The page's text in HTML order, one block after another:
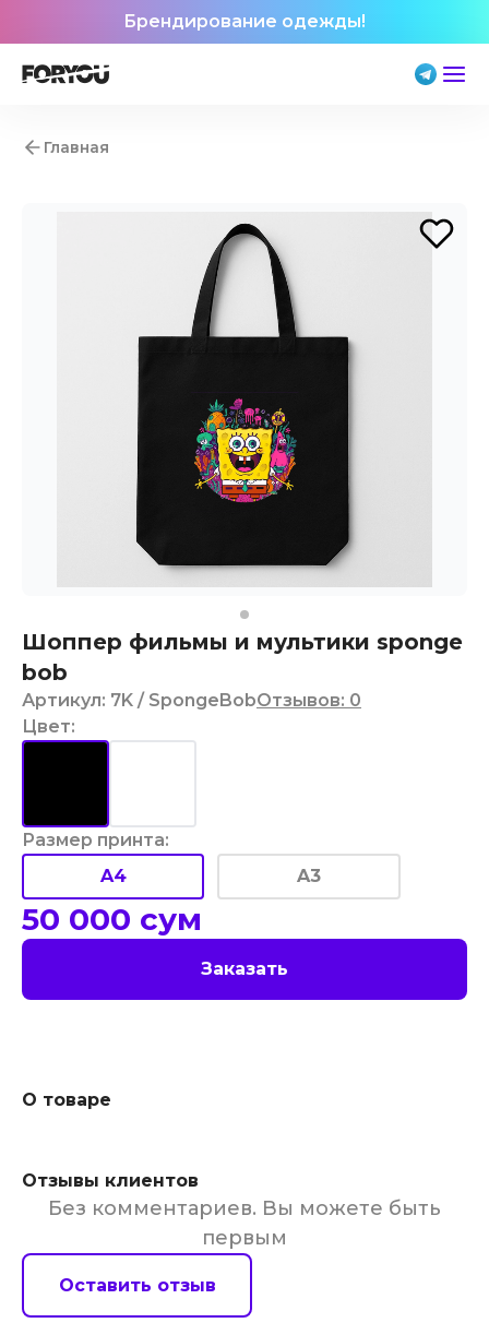
Брендирование одежды!
Главная
Шоппер фильмы и мультики sponge
bob
Артикул: 7K / SpongeBobОтзывов: 0
Цвет:
Размер принта:
A4
A3
50 000 сум
Заказать
О товаре
Отзывы клиентов
Без комментариев. Вы можете быть
первым
Оставить отзыв